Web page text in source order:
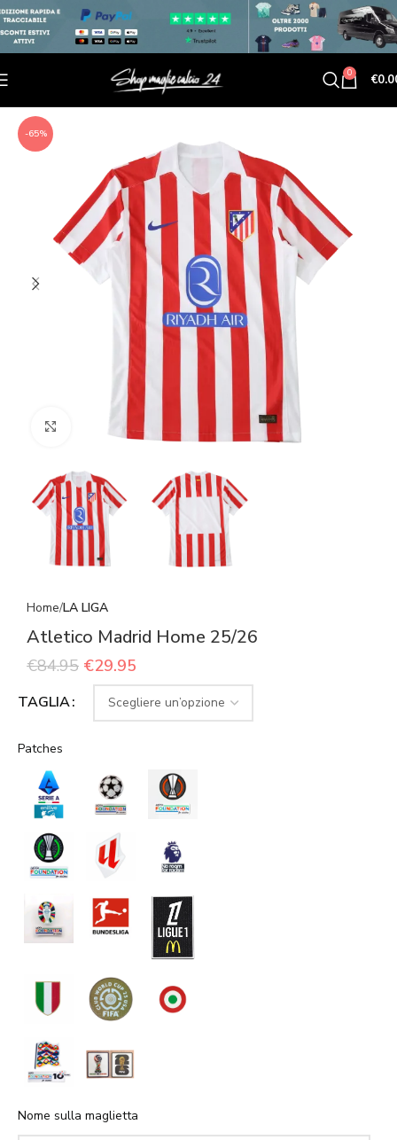
0 €
-65%
Click to enlarge
Home LA LIGA
Atletico Madrid Home 25/26
€84.95 €29.95
TAGLIA
Patches
Nome sulla maglietta